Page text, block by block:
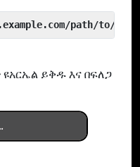
path/to/
ይቅዱ እና በፍለጋ